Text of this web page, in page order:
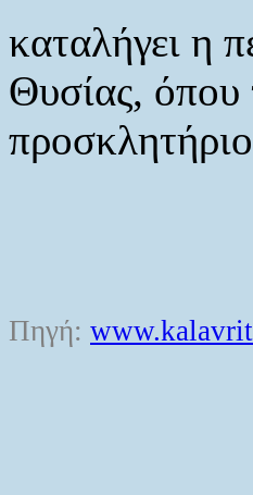
καταλήγει η
Θυσίας, όπου
Πηγή: